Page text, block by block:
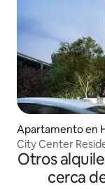
Apartamento en
City Center
Otros
cerca